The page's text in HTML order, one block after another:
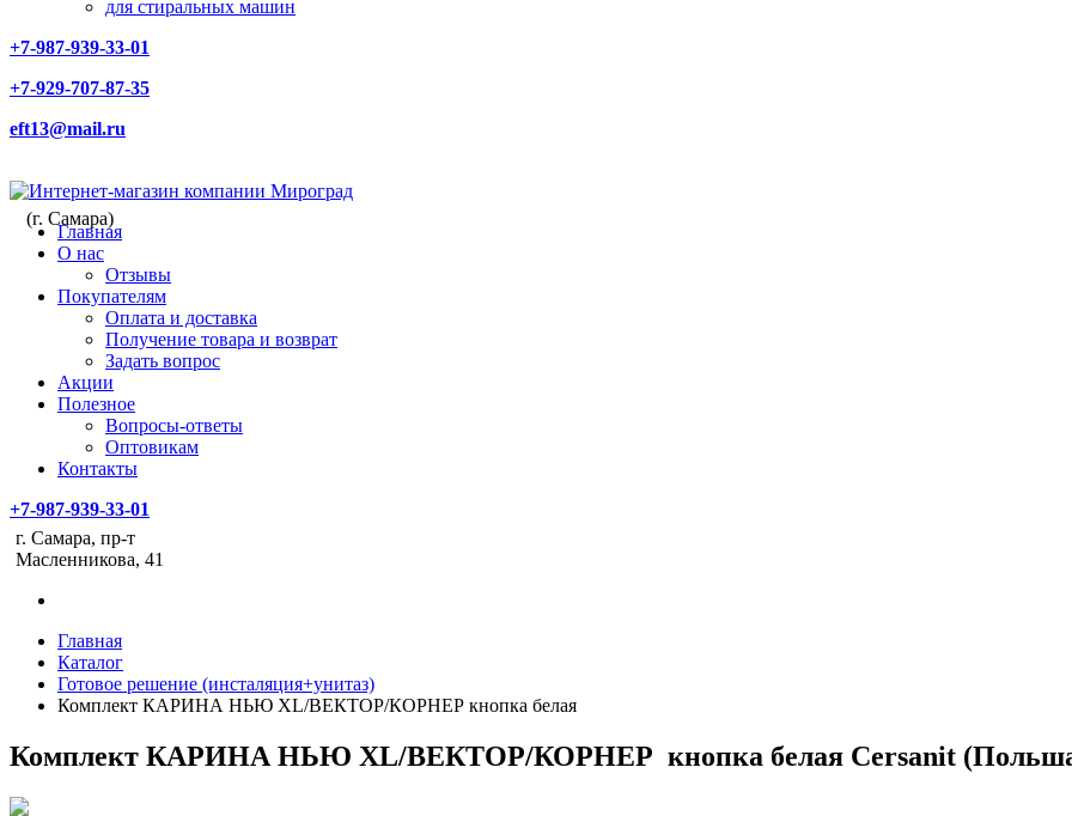
для стиральных машин
+7-987-939-33-01
+7-929-707-87-35
eft13@mail.ru
(г. Самара)
Главная
О нас
Отзывы
Покупателям
Оплата и доставка
Получение товара и возврат
Задать вопрос
Акции
Полезное
Вопросы-ответы
Оптовикам
Контакты
+7-987-939-33-01
г. Самара, пр-т
Масленникова, 41
Главная
Каталог
Готовое решение (инсталяция+унитаз)
Комплект КАРИНА НЬЮ XL/ВЕКТОР/КОРНЕР кнопка белая
Комплект КАРИНА НЬЮ XL/ВЕКТОР/КОРНЕР кнопка белая Cersanit